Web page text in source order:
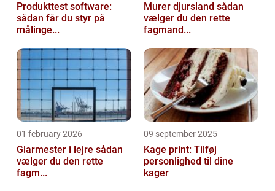
Produkttest software:
sådan får du styr på
målinge...
Murer djursland sådan
vælger du den rette
fagmand...
01 february 2026
Glarmester i lejre sådan
vælger du den rette
fagm...
09 september 2025
Kage print: Tilføj
personlighed til dine
kager